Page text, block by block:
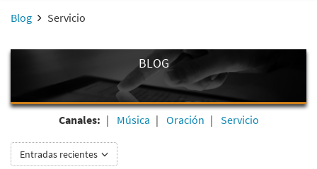
Blog Servicio
BLOG
Canales: Música Oración Servicio
Entradas recientes